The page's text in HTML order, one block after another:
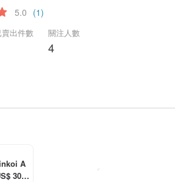
5.0 (1)
賣出件數 關注人數
4
A
30.0